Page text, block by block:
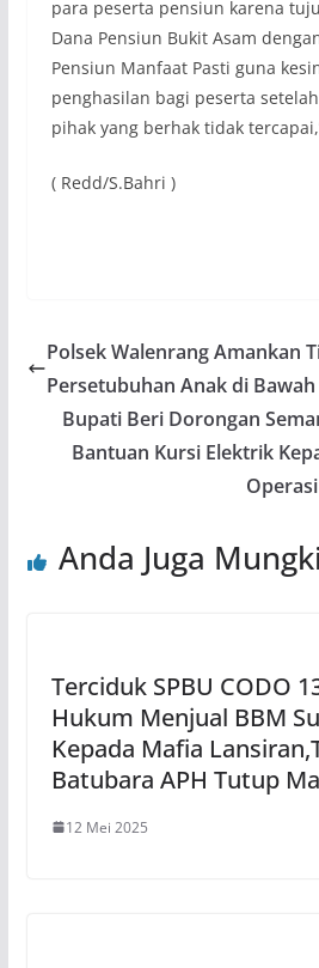
para peserta pensiun karena
Dana Pensiun Bukit Asam
Pensiun Manfaat Pasti guna
penghasilan bagi peserta
pihak yang berhak tidak
( Redd/S.Bahri )
Polsek Walenrang Amankan
Persetubuhan Anak di
Bupati Beri Dorongan
Bantuan Kursi Elektrik
Anda Juga
Terciduk SPBU CODO
Hukum Menjual BBM
Kepada Mafia
Batubara APH Tutup
12 Mei 2025